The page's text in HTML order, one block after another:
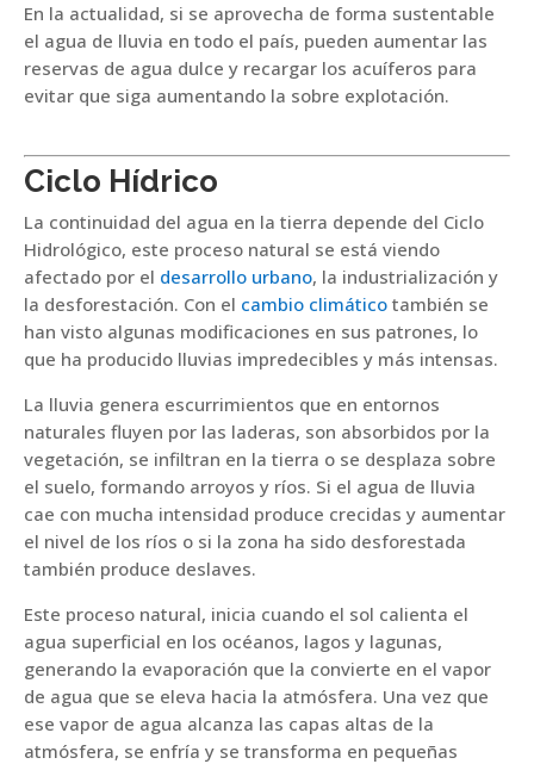
En la actualidad, si se aprovecha de forma sustentable
el agua de lluvia en todo el país, pueden aumentar las
reservas de agua dulce y recargar los acuíferos para
evitar que siga aumentando la sobre explotación.
Ciclo Hídrico
La continuidad del agua en la tierra depende del Ciclo
Hidrológico, este proceso natural se está viendo
afectado por el desarrollo urbano, la industrialización y
la desforestación. Con el cambio climático también se
han visto algunas modificaciones en sus patrones, lo
que ha producido lluvias impredecibles y más intensas.
La lluvia genera escurrimientos que en entornos
naturales fluyen por las laderas, son absorbidos por la
vegetación, se infiltran en la tierra o se desplaza sobre
el suelo, formando arroyos y ríos. Si el agua de lluvia
cae con mucha intensidad produce crecidas y aumentar
el nivel de los ríos o si la zona ha sido desforestada
también produce deslaves.
Este proceso natural, inicia cuando el sol calienta el
agua superficial en los océanos, lagos y lagunas,
generando la evaporación que la convierte en el vapor
de agua que se eleva hacia la atmósfera. Una vez que
ese vapor de agua alcanza las capas altas de la
atmósfera, se enfría y se transforma en pequeñas